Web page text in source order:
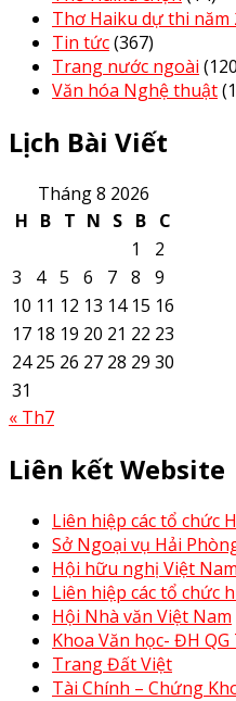
Thơ Haiku dự thi năm
Tin tức(367)
Trang nước ngoài
Văn hóa Nghệ thuật
Lịch Bài Viết
Tháng 8 2026
H B T N S B C
1
2
3
4 5 6 7 8
9
10 11 12 13 14 15 16
17 18 19 20 21 22 23
24 25 26 27 28 29 30
31
« Th7
Liên kết Website
Liên hiệp các tổ chức
Sở Ngoại vụ Hải
Hội hữu nghị Việt
Liên hiệp các tổ chức
Hội Nhà văn Việt Nam
Khoa Văn học- ĐH QG
Trang Đất Việt
Tài Chính – Chứng